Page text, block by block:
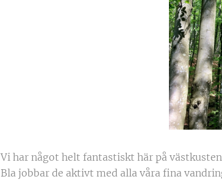
Vi har något helt fantastiskt här på
Bla jobbar de aktivt med alla våra fina